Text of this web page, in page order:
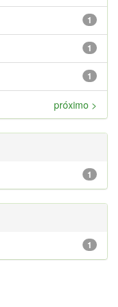
1
1
1
próximo >
1
1